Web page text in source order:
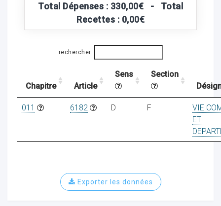
Total Dépenses : 330,00€ - Total
Recettes : 0,00€
rechercher
Chapitre Article
Sens
Section
011 6182 D F
VIE
ET
Exporter les données